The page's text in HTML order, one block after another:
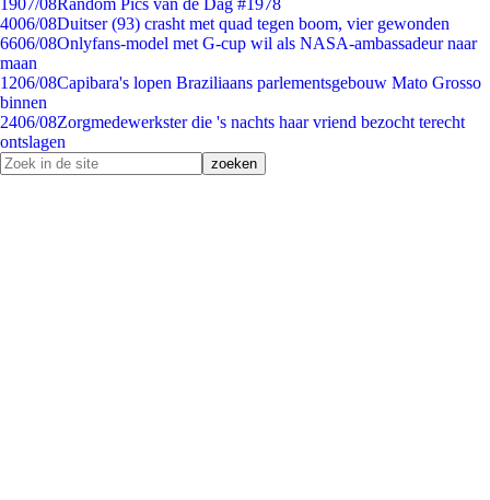
1907/08Random Pics van de Dag #1978
4006/08Duitser (93) crasht met quad tegen boom, vier gewonden
6606/08Onlyfans-model met G-cup wil als NASA-ambassadeur naar
maan
1206/08Capibara's lopen Braziliaans parlementsgebouw Mato Grosso
binnen
2406/08Zorgmedewerkster die 's nachts haar vriend bezocht terecht
ontslagen